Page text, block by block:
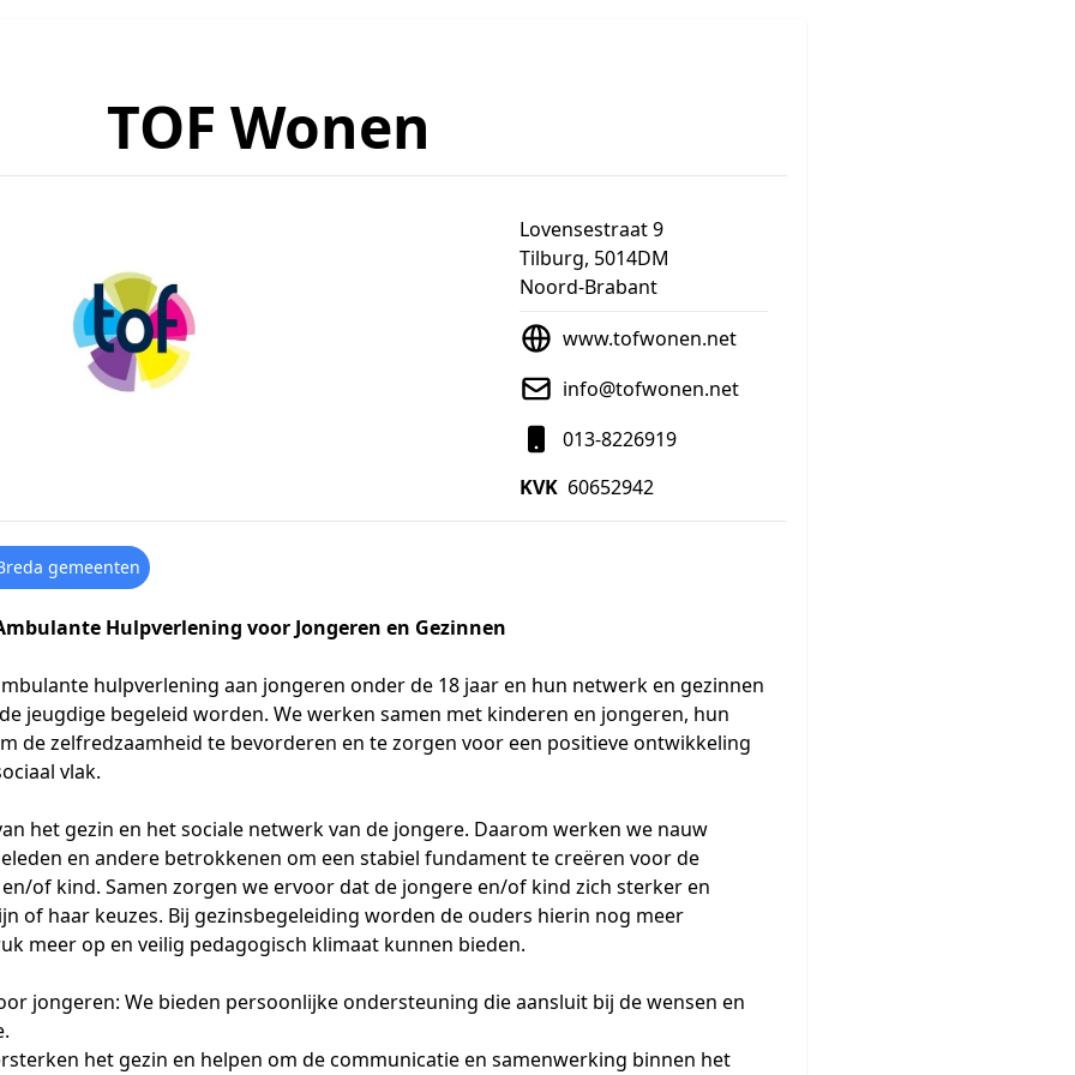
TOF Wonen
Lovensestraat 9
Tilburg, 5014DM
Noord-Brabant
www.tofwonen.net
info@tofwonen.net
013-8226919
KVK 60652942
gemeenten
Hulpverlening voor Jongeren en Gezinnen
hulpverlening aan jongeren onder de 18 jaar en hun netwerk en gezinnen
jeugdige begeleid worden. We werken samen met kinderen en jongeren, hun
de zelfredzaamheid te bevorderen en te zorgen voor een positieve ontwikkeling
vlak.
het gezin en het sociale netwerk van de jongere. Daarom werken we nauw
en andere betrokkenen om een stabiel fundament te creëren voor de
of kind. Samen zorgen we ervoor dat de jongere en/of kind zich sterker en
of haar keuzes. Bij gezinsbegeleiding worden de ouders hierin nog meer
meer op en veilig pedagogisch klimaat kunnen bieden.
jongeren: We bieden persoonlijke ondersteuning die aansluit bij de wensen en
het gezin en helpen om de communicatie en samenwerking binnen het